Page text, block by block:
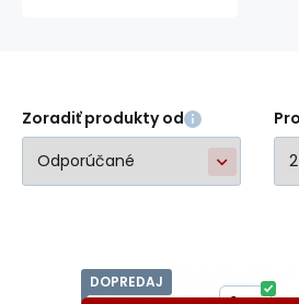
Zoradiť produkty od
DOPREDAJ
Canvit Kód:A26284
Záruka24
Skladom 1